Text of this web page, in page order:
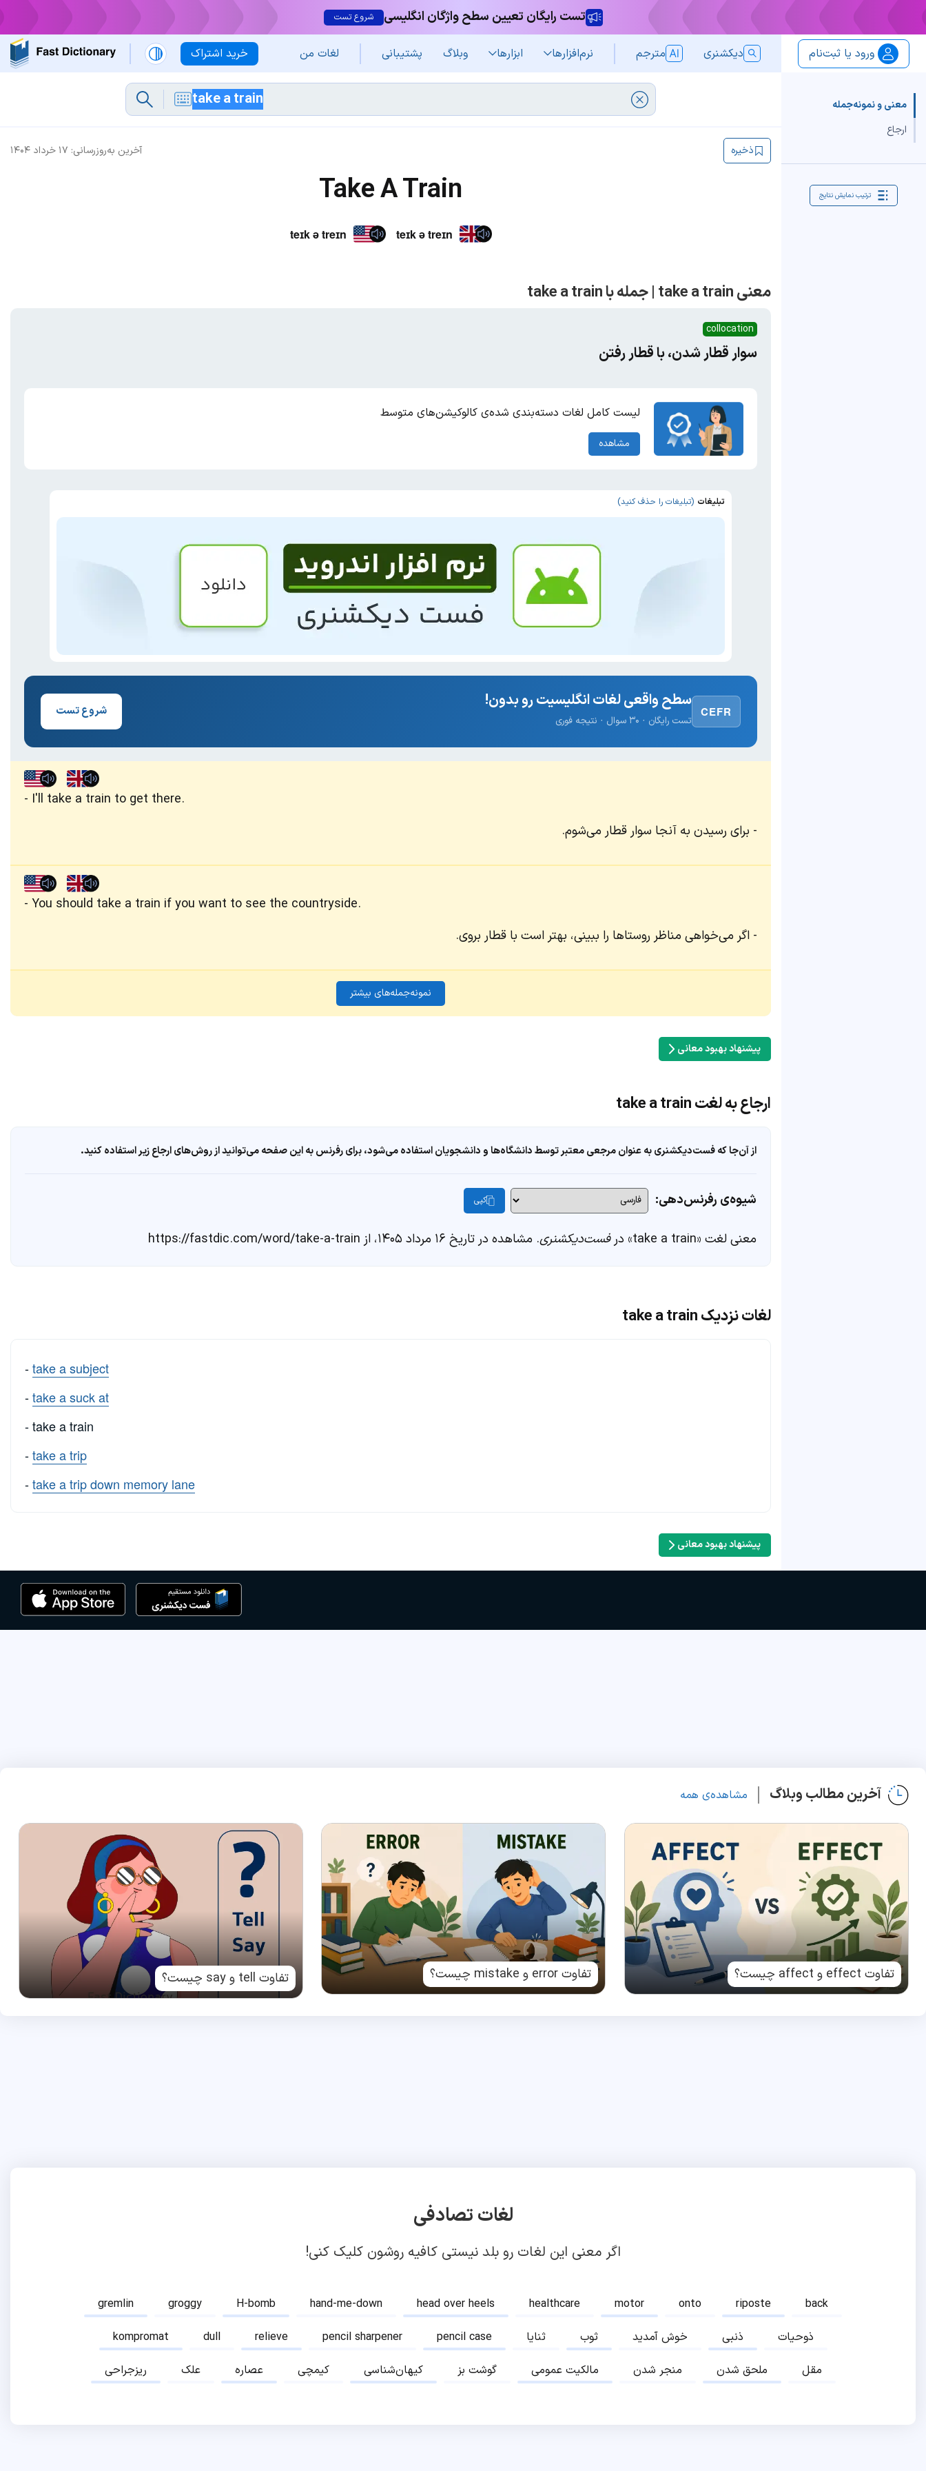
تست رایگان تعیین سطح واژگان انگلیسی شروع تست
خرید اشتراک ورود یا ثبت‌نام دیکشنری مترجم نرم‌افزار‌ها ابزارها وبلاگ پشتیبانی لغات من
معنی و نمونه‌جمله
ارجاع
ترتیب نمایش نتایج
آخرین به‌روزرسانی: ۱۷ خرداد ۱۴۰۴ ذخیره
Take A Train
teɪk ə treɪn teɪk ə treɪn
معنی take a train | جمله با take a train
collocation
سوار قطار شدن، با قطار رفتن
لیست کامل لغات دسته‌بندی شده‌ی کالوکیشن‌های متوسط
مشاهده
تبلیغات (تبلیغات را حذف کنید)
CEFR
سطح واقعی لغات انگلیسیت رو بدون!
تست رایگان · ۳۰ سوال · نتیجه فوری
شروع تست
I'll take a train to get there.
برای رسیدن به آنجا سوار قطار می‌شوم.
You should take a train if you want to see the countryside.
اگر می‌خواهی مناظر روستاها را ببینی، بهتر است با قطار بروی.
نمونه‌جمله‌های بیشتر
پیشنهاد بهبود معانی
ارجاع به لغت take a train
از آن‌جا که فست‌دیکشنری به عنوان مرجعی معتبر توسط دانشگاه‌ها و دانشجویان استفاده می‌شود، برای رفرنس به این صفحه می‌توانید از روش‌های ارجاع زیر استفاده کنید.
شیوه‌ی رفرنس‌دهی: کپی
معنی لغت «take a train» در فست‌دیکشنری. مشاهده در تاریخ ۱۶ مرداد ۱۴۰۵، از https://fastdic.com/word/take-a-train
لغات نزدیک take a train
-take a subject
-take a suck at
- take a train
-take a trip
-take a trip down memory lane
پیشنهاد بهبود معانی
آخرین مطالب وبلاگ مشاهده‌ی همه
تفاوت effect و affect چیست؟ تفاوت error و mistake چیست؟ تفاوت tell و say چیست؟
لغات تصادفی
اگر معنی این لغات رو بلد نیستی کافیه روشون کلیک کنی!
gremlin groggy H-bomb hand-me-down head over heels healthcare motor onto riposte
back
kompromat
dull relieve pencil sharpener pencil case ثنایا ثوب خوش آمدید ذنبی
ذوحیات
ریزجراحی
علک عصاره کیمچی کیهان‌شناسی گوشت بز مالکیت عمومی منجر شدن ملحق شدن مقل